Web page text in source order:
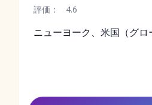
評価： 4.6
ニューヨーク、米国（グロ